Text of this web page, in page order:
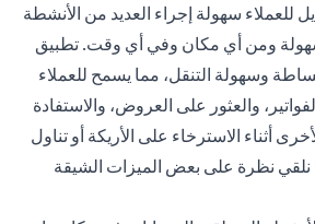
للعملاء سهولة إجراء العديد من الأنشطة
ومن أي مكان وفي أي وقت. تطبيق
وسهولة التنقل، مما يسمح للعملاء
والعثور على العروض، والاستفادة
أثناء الاسترخاء على الأريكة أو تناول
نلقي نظرة على بعض الميزات الشيقة